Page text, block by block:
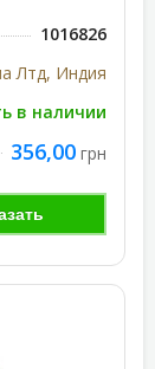
1016826
Лтд, Индия
в наличии
356,00 грн